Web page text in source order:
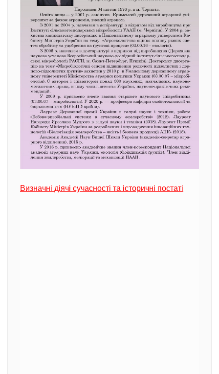
Визначні діячі сучасності та історичні постаті